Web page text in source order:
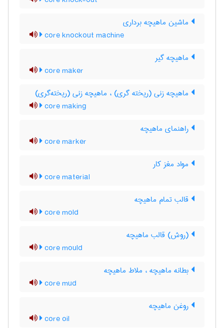
ماشین ماهیچه برداری
core knockout machine
ماهیچه گیر
core maker
ماهیچه زنی (ریخته گری) ، ماهیچه زنی (ریخته‌گری)
core making
راهنمای ماهیچه
core marker
مواد مغز کار
core material
قالب تمام ماهیچه
core mold
(روش) قالب ماهیچه
core mould
بطانه ماهیچه ، ملاط ماهیچه
core mud
روغن ماهیچه
core oil